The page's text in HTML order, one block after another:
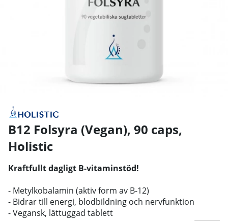
B12 Folsyra (Vegan), 90 caps,
Holistic
Kraftfullt dagligt B-vitaminstöd!
- Metylkobalamin (aktiv form av B-12)
- Bidrar till energi, blodbildning och nervfunktion
- Vegansk, lättuggad tablett